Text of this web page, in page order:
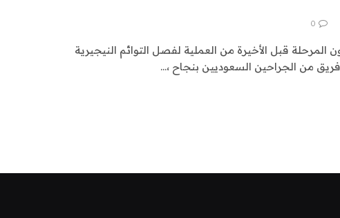
0
المرحلة قبل الأخيرة من العملية لفصل التوائم النيجيرية
من الجراحين السعوديين بنجاح ،…